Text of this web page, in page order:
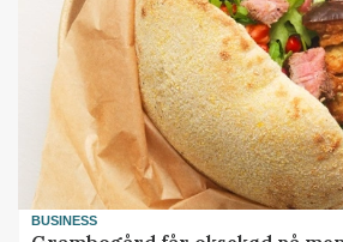
BUSINESS